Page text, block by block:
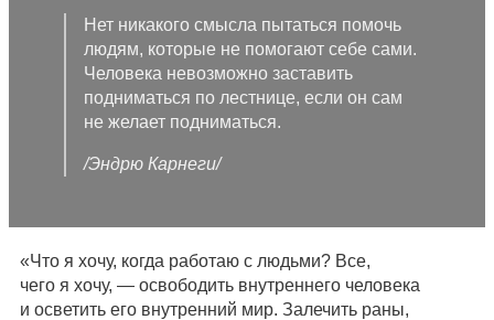
Нет никакого смысла пытаться помочь
людям, которые не помогают себе сами.
Человека невозможно заставить
подниматься по лестнице, если он сам
не желает подниматься.
/Эндрю Карнеги/
«Что я хочу, когда работаю с людьми? Все,
чего я хочу, — освободить внутреннего человека
и осветить его внутренний мир. Залечить раны,